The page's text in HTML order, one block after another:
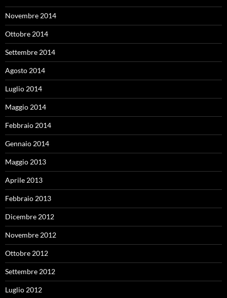
Novembre 2014
Ottobre 2014
Settembre 2014
Agosto 2014
Luglio 2014
Maggio 2014
Febbraio 2014
Gennaio 2014
Maggio 2013
Aprile 2013
Febbraio 2013
Dicembre 2012
Novembre 2012
Ottobre 2012
Settembre 2012
Luglio 2012